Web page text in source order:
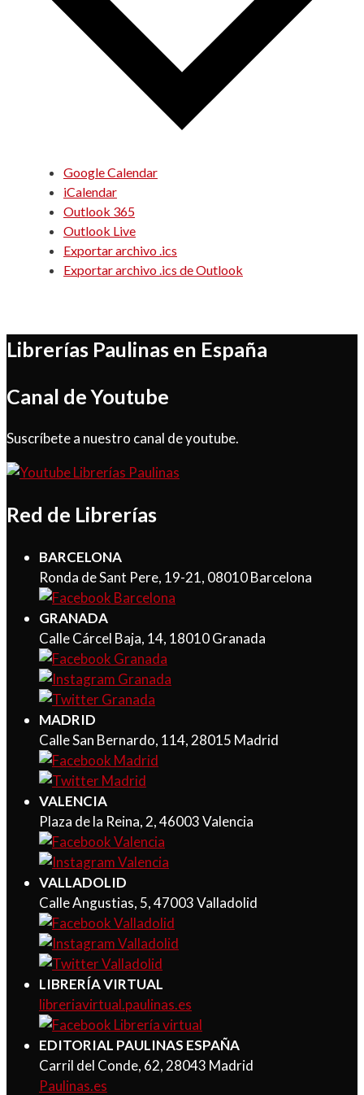
Google Calendar
iCalendar
Outlook 365
Outlook Live
Exportar archivo .ics
Exportar archivo .ics de Outlook
Librerías Paulinas en España
Canal de Youtube
Suscríbete a nuestro canal de youtube.
Red de Librerías
BARCELONA
Ronda de Sant Pere, 19-21, 08010 Barcelona
GRANADA
Calle Cárcel Baja, 14, 18010 Granada
MADRID
Calle San Bernardo, 114, 28015 Madrid
VALENCIA
Plaza de la Reina, 2, 46003 Valencia
VALLADOLID
Calle Angustias, 5, 47003 Valladolid
LIBRERÍA VIRTUAL
libreriavirtual.paulinas.es
EDITORIAL PAULINAS ESPAÑA
Carril del Conde, 62, 28043 Madrid
Paulinas.es